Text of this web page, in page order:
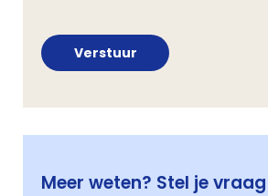
Meer weten? Stel je vraag